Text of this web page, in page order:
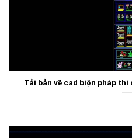
Tải bản vẽ cad biện pháp